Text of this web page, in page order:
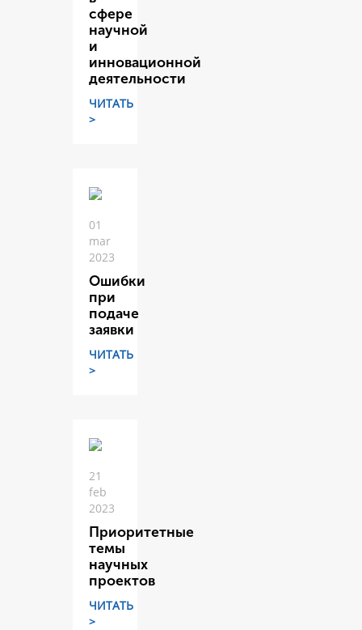
сфере
научной
и
инновационной
деятельности
ЧИТАТЬ
>
01
mar
2023
Ошибки
при
подаче
заявки
ЧИТАТЬ
>
21
feb
2023
Приоритетные
темы
научных
проектов
ЧИТАТЬ
>